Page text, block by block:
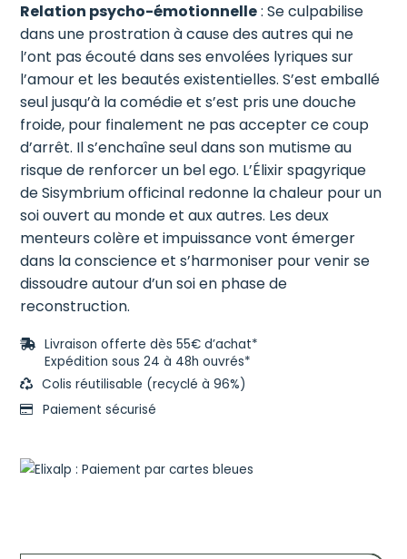
Relation psycho-émotionnelle: Se culpabilise
dans une prostration à cause des autres qui ne
l’ont pas écouté dans ses envolées lyriques sur
l’amour et les beautés existentielles. S’est emballé
seul jusqu’à la comédie et s’est pris une douche
froide, pour finalement ne pas accepter ce coup
d’arrêt. Il s’enchaîne seul dans son mutisme au
risque de renforcer un bel ego. L’Élixir spagyrique
de Sisymbrium officinal redonne la chaleur pour un
soi ouvert au monde et aux autres. Les deux
menteurs colère et impuissance vont émerger
dans la conscience et s’harmoniser pour venir se
dissoudre autour d’un soi en phase de
reconstruction.
Livraison offerte dès 55€ d’achat*
Expédition sous 24 à 48h ouvrés*
Colis réutilisable (recyclé à 96%)
Paiement sécurisé